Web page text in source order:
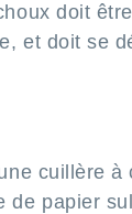
doit
et doit se
cuillère à
de papier